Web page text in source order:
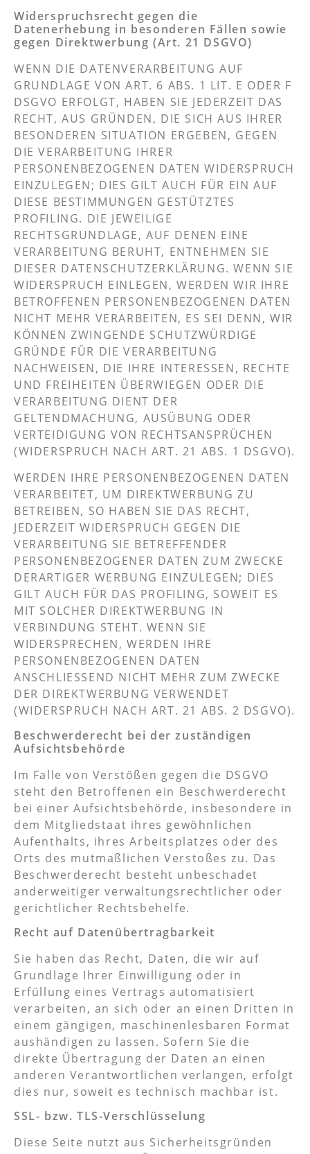
Widerspruchsrecht gegen die
Datenerhebung in besonderen Fällen sowie
gegen Direktwerbung (Art. 21 DSGVO)
WENN DIE DATENVERARBEITUNG AUF
GRUNDLAGE VON ART. 6 ABS. 1 LIT. E ODER F
DSGVO ERFOLGT, HABEN SIE JEDERZEIT DAS
RECHT, AUS GRÜNDEN, DIE SICH AUS IHRER
BESONDEREN SITUATION ERGEBEN, GEGEN
DIE VERARBEITUNG IHRER
PERSONENBEZOGENEN DATEN WIDERSPRUCH
EINZULEGEN; DIES GILT AUCH FÜR EIN AUF
DIESE BESTIMMUNGEN GESTÜTZTES
PROFILING. DIE JEWEILIGE
RECHTSGRUNDLAGE, AUF DENEN EINE
VERARBEITUNG BERUHT, ENTNEHMEN SIE
DIESER DATENSCHUTZERKLÄRUNG. WENN SIE
WIDERSPRUCH EINLEGEN, WERDEN WIR IHRE
BETROFFENEN PERSONENBEZOGENEN DATEN
NICHT MEHR VERARBEITEN, ES SEI DENN, WIR
KÖNNEN ZWINGENDE SCHUTZWÜRDIGE
GRÜNDE FÜR DIE VERARBEITUNG
NACHWEISEN, DIE IHRE INTERESSEN, RECHTE
UND FREIHEITEN ÜBERWIEGEN ODER DIE
VERARBEITUNG DIENT DER
GELTENDMACHUNG, AUSÜBUNG ODER
VERTEIDIGUNG VON RECHTSANSPRÜCHEN
(WIDERSPRUCH NACH ART. 21 ABS. 1 DSGVO).
WERDEN IHRE PERSONENBEZOGENEN DATEN
VERARBEITET, UM DIREKTWERBUNG ZU
BETREIBEN, SO HABEN SIE DAS RECHT,
JEDERZEIT WIDERSPRUCH GEGEN DIE
VERARBEITUNG SIE BETREFFENDER
PERSONENBEZOGENER DATEN ZUM ZWECKE
DERARTIGER WERBUNG EINZULEGEN; DIES
GILT AUCH FÜR DAS PROFILING, SOWEIT ES
MIT SOLCHER DIREKTWERBUNG IN
VERBINDUNG STEHT. WENN SIE
WIDERSPRECHEN, WERDEN IHRE
PERSONENBEZOGENEN DATEN
ANSCHLIESSEND NICHT MEHR ZUM ZWECKE
DER DIREKTWERBUNG VERWENDET
(WIDERSPRUCH NACH ART. 21 ABS. 2 DSGVO).
Beschwerde­recht bei der zuständigen
Aufsichts­behörde
Im Falle von Verstößen gegen die DSGVO
steht den Betroffenen ein Beschwerderecht
bei einer Aufsichtsbehörde, insbesondere in
dem Mitgliedstaat ihres gewöhnlichen
Aufenthalts, ihres Arbeitsplatzes oder des
Orts des mutmaßlichen Verstoßes zu. Das
Beschwerderecht besteht unbeschadet
anderweitiger verwaltungsrechtlicher oder
gerichtlicher Rechtsbehelfe.
Recht auf Daten­übertrag­barkeit
Sie haben das Recht, Daten, die wir auf
Grundlage Ihrer Einwilligung oder in
Erfüllung eines Vertrags automatisiert
verarbeiten, an sich oder an einen Dritten in
einem gängigen, maschinenlesbaren Format
aushändigen zu lassen. Sofern Sie die
direkte Übertragung der Daten an einen
anderen Verantwortlichen verlangen, erfolgt
dies nur, soweit es technisch machbar ist.
SSL- bzw. TLS-Verschlüsselung
Diese Seite nutzt aus Sicherheitsgründen